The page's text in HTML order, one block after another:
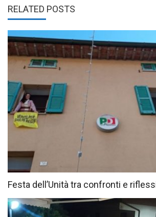
RELATED POSTS
Festa dell’Unità tra confronti e